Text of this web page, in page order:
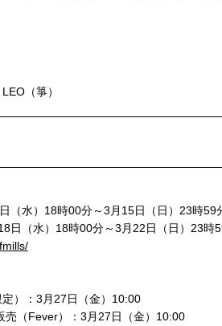
（箏）
（水）18時00分～3月15日（日）23時59
日（水）18時00分～3月22日（日）23時
定）：3月27日（金）10:00
売（Fever）：3月27日（金）10:00